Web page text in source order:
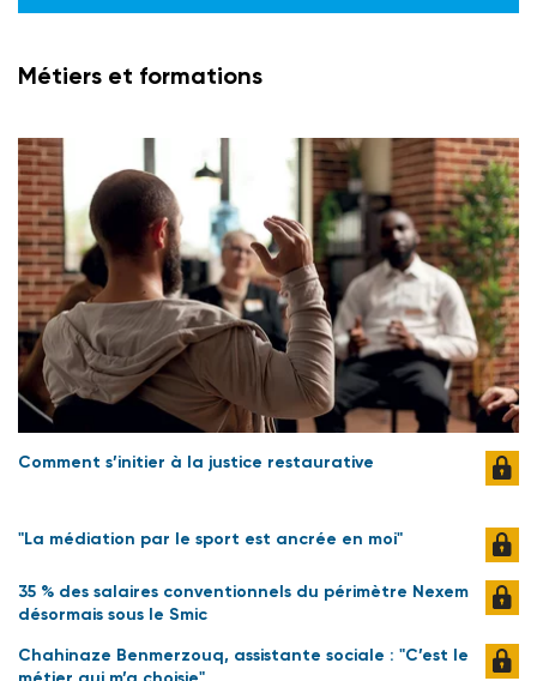
Métiers et formations
Comment s’initier à la justice restaurative
"La médiation par le sport est ancrée en moi"
35 % des salaires conventionnels du périmètre Nexem
désormais sous le Smic
Chahinaze Benmerzouq, assistante sociale : "C’est le